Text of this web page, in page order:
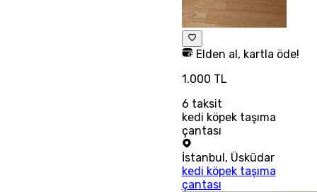
Elden al, kartla öde!
1.000 TL
6 taksit
kedi köpek taşıma
çantası
İstanbul, Üsküdar
kedi köpek taşıma
çantası